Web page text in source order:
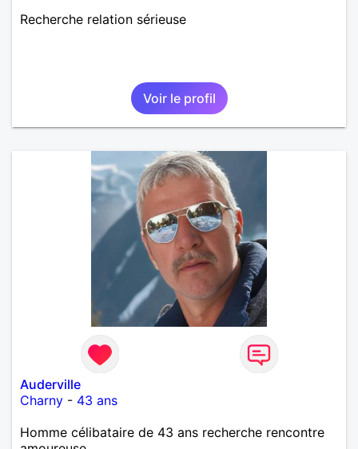
Recherche relation sérieuse
Voir le profil
Auderville
Charny - 43 ans
Homme célibataire de 43 ans recherche rencontre